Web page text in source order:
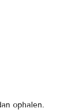
ophalen.